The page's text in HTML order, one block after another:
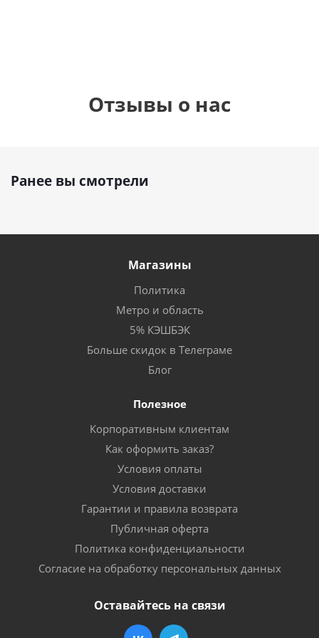
Отзывы о нас
Ранее вы смотрели
Магазины
Политика
Метро и область
5% КЭШБЭК
Больше скидок в Телеграме
Блог
Полезное
Корпоративным клиентам
Как оформить заказ?
Условия оплаты
Условия доставки
Гарантии и правила возврата
Публичная оферта
Политика конфиденциальности
Согласие на обработку персональных данных
Оставайтесь на связи